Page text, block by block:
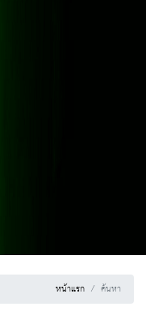
หน้าแรก ค้นหา